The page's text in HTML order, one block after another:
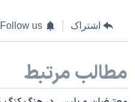
اشتراک Follow us
مطالب مرتبط